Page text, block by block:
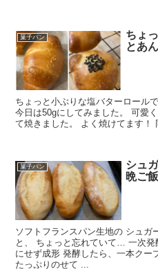
菓子パン
ちょ
とあ
ちょっと小ぶりな塩バターロール
今日は50gにしてみました。 可愛
て焼きました。 よく焼けてます！
菓子パン
シュ
晩ご
ソフトフランスパン生地の シュガ
と、 ちょっと忘れていて… 一次
にせず成形 発酵したら、一本クー
たっぷりのせて ...